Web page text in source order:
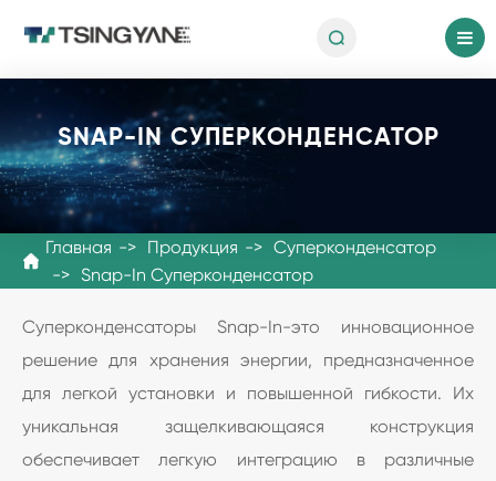

SNAP-IN СУПЕРКОНДЕНСАТОР

Главная Продукция
Суперконденсатор
Snap-In Суперконденсатор
Суперконденсаторы Snap-In-это инновационное
решение для хранения энергии, предназначенное
для легкой установки и повышенной гибкости. Их
уникальная защелкивающаяся конструкция
обеспечивает легкую интеграцию в различные